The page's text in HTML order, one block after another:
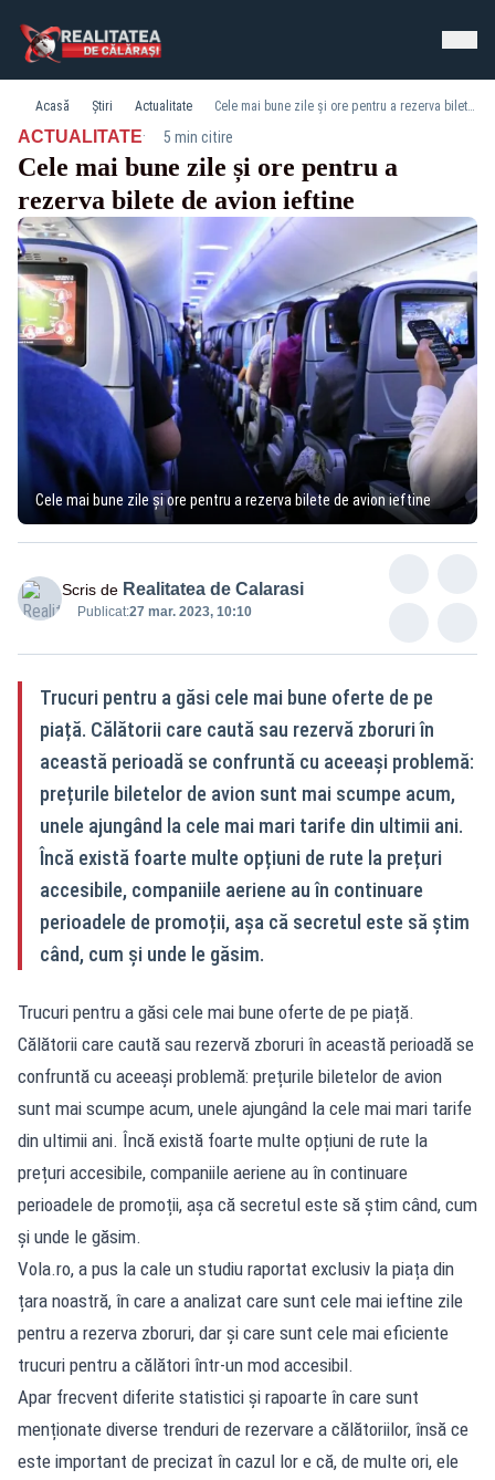
Acasă Știri Actualitate Cele mai bune zile și ore pentru a rezerva bilete de avion ieftine
ACTUALITATE· 5 min citire
Cele mai bune zile și ore pentru a
rezerva bilete de avion ieftine
Cele mai bune zile și ore pentru a rezerva bilete de avion ieftine
Scris de Realitatea de Calarasi
Publicat:27 mar. 2023, 10:10
Trucuri pentru a găsi cele mai bune oferte de pe
piață. Călătorii care caută sau rezervă zboruri în
această perioadă se confruntă cu aceeași problemă:
prețurile biletelor de avion sunt mai scumpe acum,
unele ajungând la cele mai mari tarife din ultimii ani.
Încă există foarte multe opțiuni de rute la prețuri
accesibile, companiile aeriene au în continuare
perioadele de promoții, așa că secretul este să știm
când, cum și unde le găsim.
Trucuri pentru a găsi cele mai bune oferte de pe piață.
Călătorii care caută sau rezervă zboruri în această perioadă se
confruntă cu aceeași problemă: prețurile biletelor de avion
sunt mai scumpe acum, unele ajungând la cele mai mari tarife
din ultimii ani. Încă există foarte multe opțiuni de rute la
prețuri accesibile, companiile aeriene au în continuare
perioadele de promoții, așa că secretul este să știm când, cum
și unde le găsim.
Vola.ro, a pus la cale un studiu raportat exclusiv la piața din
țara noastră, în care a analizat care sunt cele mai ieftine zile
pentru a rezerva zboruri, dar și care sunt cele mai eficiente
trucuri pentru a călători într-un mod accesibil.
Apar frecvent diferite statistici și rapoarte în care sunt
menționate diverse trenduri de rezervare a călătoriilor, însă ce
este important de precizat în cazul lor e că, de multe ori, ele